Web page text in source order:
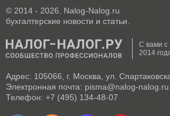
© 2014 - 2026. Nalog-Nalog.ru
бухгалтерские новости и статьи.
С вами с
2014
Адрес: 105066, г. Москва, ул.
Электронная почта: pisma@nalog-nalog.ru
Телефон: +7 (495) 134-48-07